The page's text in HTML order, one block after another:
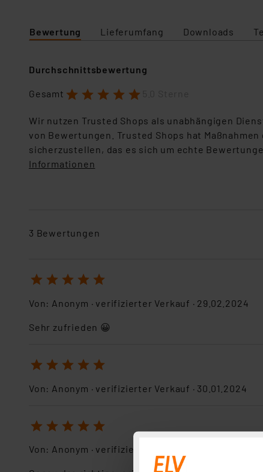
Bewertung Lieferumfang Downloads
Durchschnittsbewertung
Gesamt 1 2 3 4 5
Wir nutzen Trusted Shops als unabhängigen
von Bewertungen. Trusted Shops hat
sicherzustellen, das es sich um echte
Informationen
3 Bewertungen
1 2 3 4 5
Von: Anonym · verifizierter Verkauf · 29.02.2024
Sehr zufrieden 😀
1 2 3 4 5
Von: Anonym · verifizierter Verkauf · 30.01.2024
1 2 3 4 5
Von: Anonym · verifizierter Verkauf ·